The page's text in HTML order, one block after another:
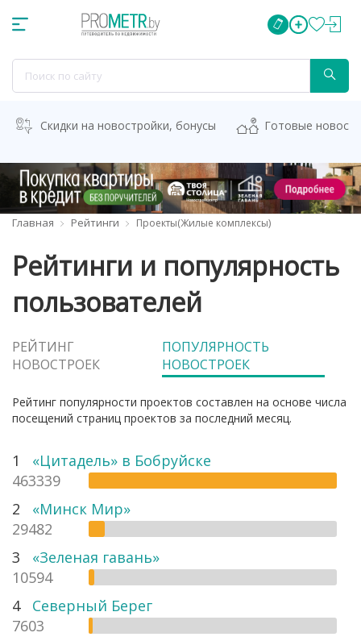
Скидки на новостройки, бонусы Готовые
Главная Рейтинги Проекты(Жилые комплексы)
Рейтинги и популярность
пользователей
РЕЙТИНГ
НОВОСТРОЕК
ПОПУЛЯРНОСТЬ
НОВОСТРОЕК
Рейтинг популярности проектов составлен на основе числа
посещений страниц проектов за последний месяц.
1
«Цитадель» в Бобруйске
463339
2
«Минск Мир»
29482
3
«Зеленая гавань»
10594
4
Северный Берег
7603